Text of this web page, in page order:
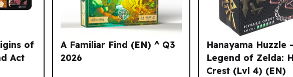
of
Act
A Familiar Find (EN) ^ Q3
2026
Hanayama Huzzle
Legend of Zelda:
Crest (Lvl 4) (EN)